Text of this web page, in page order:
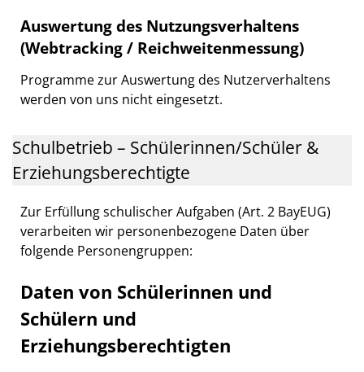
Auswertung des Nutzungsverhaltens
(Webtracking / Reichweitenmessung)
Programme zur Auswertung des Nutzerverhaltens
werden von uns nicht eingesetzt.
Schulbetrieb – Schülerinnen/Schüler &
Erziehungsberechtigte
Zur Erfüllung schulischer Aufgaben (Art. 2 BayEUG)
verarbeiten wir personenbezogene Daten über
folgende Personengruppen:
Daten von Schülerinnen und
Schülern und
Erziehungsberechtigten